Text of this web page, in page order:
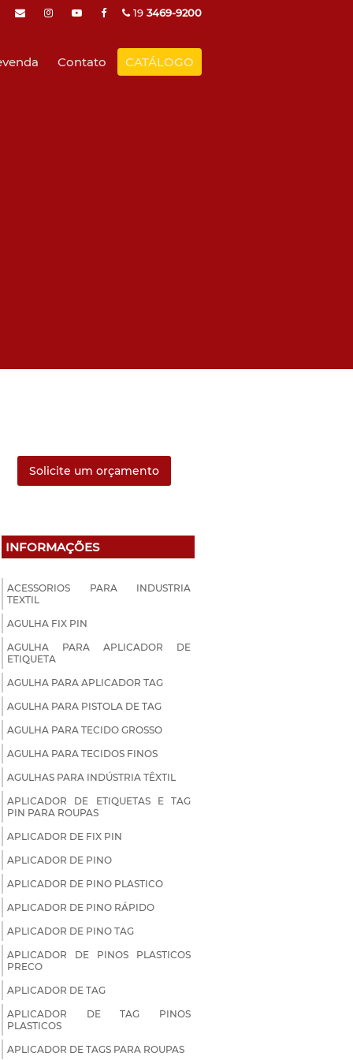
19 3469-9200
Contato CATÁLOGO
Solicite um orçamento
INFORMAÇÕES
ACESSORIOS PARA INDUSTRIA
TEXTIL
AGULHA FIX PIN
AGULHA PARA APLICADOR DE
ETIQUETA
AGULHA PARA APLICADOR TAG
AGULHA PARA PISTOLA DE TAG
AGULHA PARA TECIDO GROSSO
AGULHA PARA TECIDOS FINOS
AGULHAS PARA INDÚSTRIA TÊXTIL
APLICADOR DE ETIQUETAS E TAG
PIN PARA ROUPAS
APLICADOR DE FIX PIN
APLICADOR DE PINO
APLICADOR DE PINO PLASTICO
APLICADOR DE PINO RÁPIDO
APLICADOR DE PINO TAG
APLICADOR DE PINOS PLASTICOS
PRECO
APLICADOR DE TAG
APLICADOR DE TAG PINOS
PLASTICOS
APLICADOR DE TAGS PARA ROUPAS